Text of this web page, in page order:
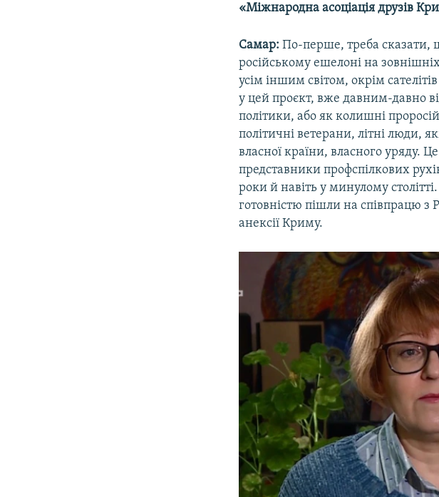
«Міжнародна асоціація друзів
Самар:По-перше, треба сказати,
російському ешелоні на
усім іншим світом, окрім
у цей проєкт, вже давним-давно
політики, або як колишні
політичні ветерани, літні люди,
власної країни, власного уряду.
представники профспілкових
роки й навіть у минулому
готовністю пішли на співпрацю з
анексії Криму.